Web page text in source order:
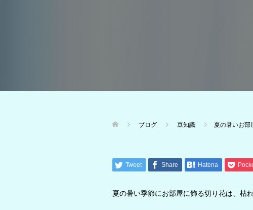
ブログ 豆知識 夏の暑いお部
Tweet Share Hatena
夏の暑い季節にお部屋に飾る切り花は、枯